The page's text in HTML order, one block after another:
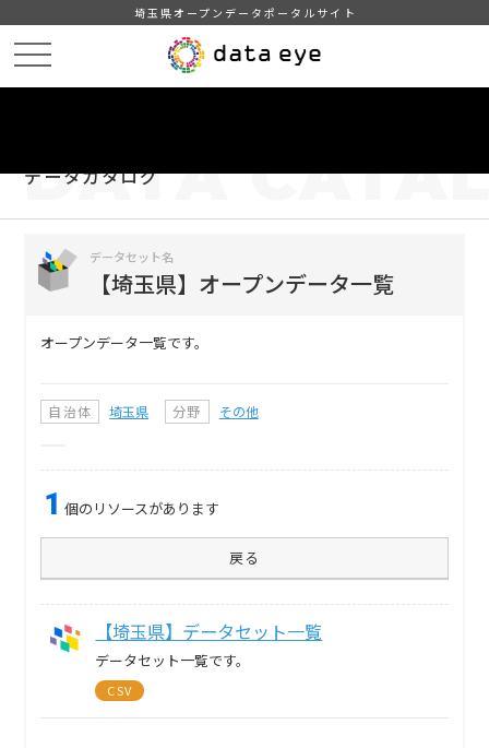
埼玉県オープンデータポータルサイト
データカタログ
DATA
データセット名
【埼玉県】オープンデータ一覧
オープンデータ一覧です。
自治体 埼玉県 分野 その他
1 個のリソースがあります
戻る
【埼玉県】データセット一覧
データセット一覧です。
CSV